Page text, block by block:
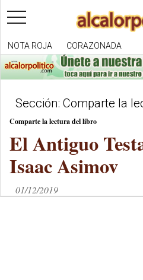
toggle
navigation
NOTA ROJA CORAZONADA
Sección: Comparte la
Comparte la lectura del libro
El Antiguo
Isaac Asimov
01/12/2019